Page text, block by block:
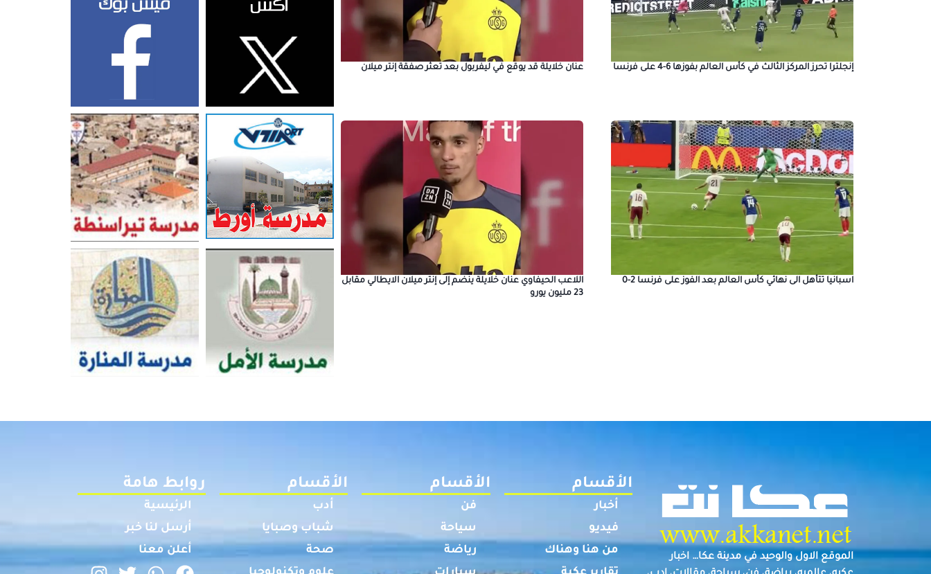
إنجلترا تحرز المركز الثالث في كأس العالم بفوزها 6-4 على فرنسا عنان خلايلة قد يوقع في ليفربول بعد تعثر صفقة إنتر ميلان
اسبانيا تتأهل الى نهائي كأس العالم بعد الفوز على فرنسا 2-0
اللاعب الحيفاوي عنان خلايلة ينضم إلى إنتر ميلان الايطالي مقابل
23 مليون يورو
الموقع الاول والوحيد في مدينة عكا… اخبار
الأقسام
أخبار
فيديو
من هنا وهناك
الأقسام
فن
سياحة
رياضة
الأقسام
أدب
شباب وصبايا
صحة
روابط هامة
الرئيسية
أرسل لنا خبر
أعلن معنا